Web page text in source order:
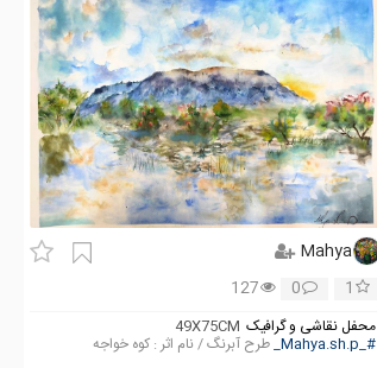
Mahya
1
0
127
محفل نقاشی و گرافیک 49X75CM
#_Mahya.sh.p_ طرح آبرنگ / نام اثر : کوه خواجه